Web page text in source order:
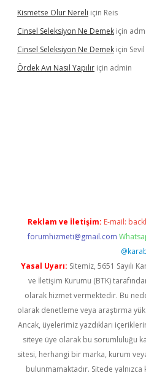
Kismetse Olur Nereli için Reis
Cinsel Seleksiyon Ne Demek için
Cinsel Seleksiyon Ne Demek için Sevil
Ördek Avı Nasıl Yapılır için admin
Reklam ve İletişim: E-mail:
forumhizmeti@gmail.com
Yasal Uyarı: Sitemiz, 5651 Sayılı
ve İletişim Kurumu (BTK)
olarak hizmet vermektedir. Bu
olarak denetleme veya araştırma
Ancak, üyelerimiz yazdıkları
siteye üye olarak bu sorumluluğu
sitesi, herhangi bir marka, kurum
bulunmamaktadır. Sitede yalnızca